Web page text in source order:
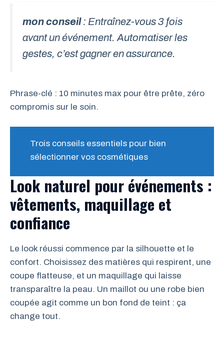
mon conseil: Entraînez-vous 3 fois
avant un événement. Automatiser les
gestes, c’est gagner en assurance.
Phrase-clé : 10 minutes max pour être prête, zéro
compromis sur le soin.
Trois conseils essentiels pour bien
sélectionner vos cosmétiques
Look naturel pour événements :
vêtements, maquillage et
confiance
Le look réussi commence par la silhouette et le
confort. Choisissez des matières qui respirent, une
coupe flatteuse, et un maquillage qui laisse
transparaître la peau. Un maillot ou une robe bien
coupée agit comme un bon fond de teint : ça
change tout.